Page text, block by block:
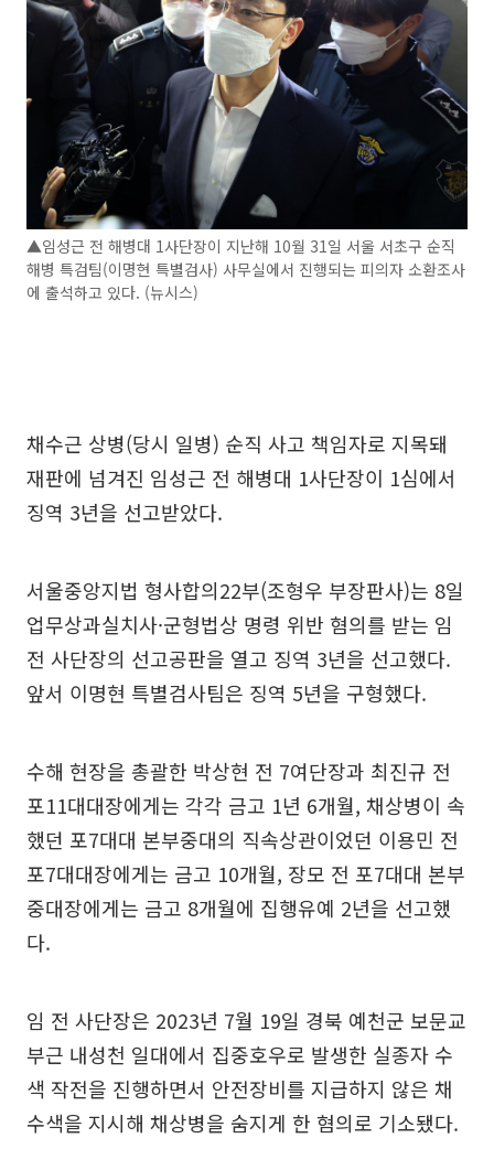
▲임성근 전 해병대 1사단장이 지난해 10월 31일 서울 서초구 순직
해병 특검팀(이명현 특별검사) 사무실에서 진행되는 피의자 소환조사
에 출석하고 있다. (뉴시스)
채수근 상병(당시 일병) 순직 사고 책임자로 지목돼
재판에 넘겨진 임성근 전 해병대 1사단장이 1심에서
징역 3년을 선고받았다.
서울중앙지법 형사합의22부(조형우 부장판사)는 8일
업무상과실치사·군형법상 명령 위반 혐의를 받는 임
전 사단장의 선고공판을 열고 징역 3년을 선고했다.
앞서 이명현 특별검사팀은 징역 5년을 구형했다.
수해 현장을 총괄한 박상현 전 7여단장과 최진규 전
포11대대장에게는 각각 금고 1년 6개월, 채상병이 속
했던 포7대대 본부중대의 직속상관이었던 이용민 전
포7대대장에게는 금고 10개월, 장모 전 포7대대 본부
중대장에게는 금고 8개월에 집행유예 2년을 선고했
다.
임 전 사단장은 2023년 7월 19일 경북 예천군 보문교
부근 내성천 일대에서 집중호우로 발생한 실종자 수
색 작전을 진행하면서 안전장비를 지급하지 않은 채
수색을 지시해 채상병을 숨지게 한 혐의로 기소됐다.